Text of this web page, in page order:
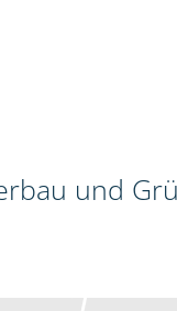
und